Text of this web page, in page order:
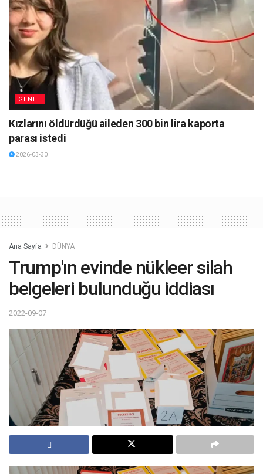
GENEL
Kızlarını öldürdüğü aileden 300 bin lira kaporta
parası istedi
2026-03-30
Ana Sayfa DÜNYA
Trump'ın evinde nükleer silah
belgeleri bulunduğu iddiası
2022-09-07